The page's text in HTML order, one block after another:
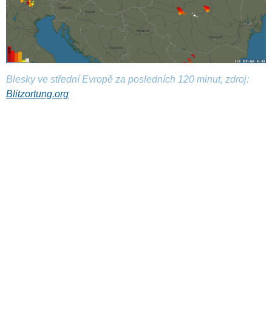
Blesky ve střední Evropě za posledních 120 minut, zdroj:
Blitzortung.org